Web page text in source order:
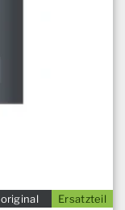
Ersatzteil
original